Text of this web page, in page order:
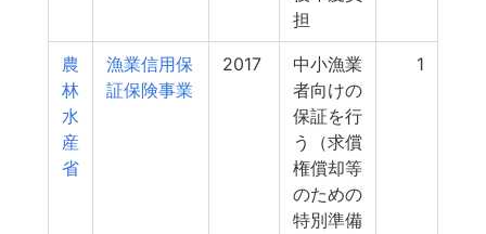
担
農
林
水
産
省
漁業信用保
証保険事業
2017
中小漁業
者向けの
保証を行
う（求償
権償却等
のための
特別準備
1